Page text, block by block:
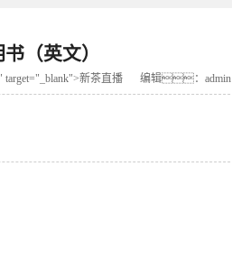
（英文）
target="_blank">新茶直播 编辑：admin